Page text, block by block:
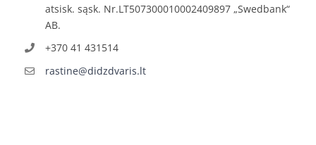
atsisk. sąsk. Nr.LT507300010002409897 „Swedbank“
AB.
+370 41 431514
rastine@didzdvaris.lt